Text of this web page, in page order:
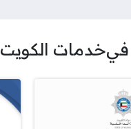
فيخدمات الكويت